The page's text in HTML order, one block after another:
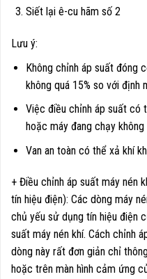
Siết lại ê-cu hãm số 2
Lưu ý:
Không chỉnh áp suất đóng
không quá 15% so với định
Việc điều chỉnh áp suất có
hoặc máy đang chạy
Van an toàn có thể xả khí
+ Điều chỉnh áp suất máy nén
tín hiệu điện): Các dòng máy
chủ yếu sử dụng tín hiệu điện
suất máy nén khí. Cách chỉnh
dòng này rất đơn giản chỉ
hoặc trên màn hình cảm ứng